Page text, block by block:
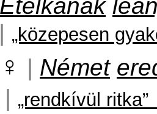
Etelkának
| „közepesen
♀ | Német
| „rendkívül